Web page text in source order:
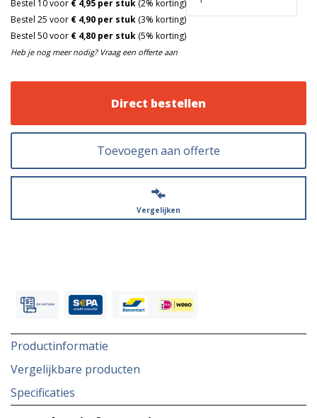
Bestel 10 voor € 4,95 per stuk (2% korting)
Bestel 25 voor € 4,90 per stuk (3% korting)
Bestel 50 voor € 4,80 per stuk (5% korting)
Heb je nog meer nodig? Vraag een offerte aan
Direct bestellen
Toevoegen aan offerte
Vergelijken
Productinformatie
Vergelijkbare producten
Specificaties